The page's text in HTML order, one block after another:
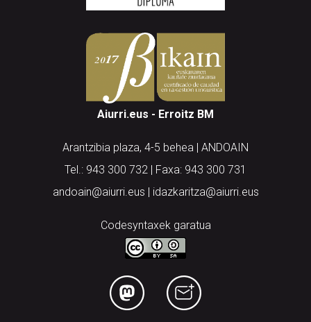
Aiurri.eus - Erroitz BM
Arantzibia plaza, 4-5 behea | ANDOAIN
Tel.: 943 300 732 | Faxa: 943 300 731
andoain@aiurri.eus | idazkaritza@aiurri.eus
Codesyntaxek garatua